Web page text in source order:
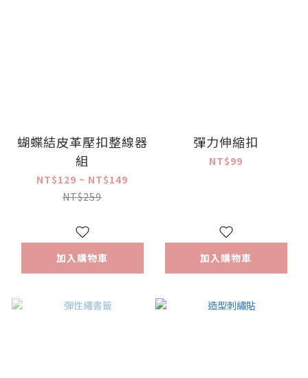
蝴蝶結皮革壓扣整線器
組
NT$129 ~ NT$149
NT$259
加入購物車
彈力伸縮扣
NT$99
加入購物車